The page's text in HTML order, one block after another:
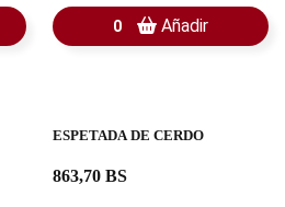
0 Añadir
ESPETADA DE CERDO
863,70 BS